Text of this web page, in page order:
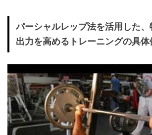
パーシャルレップ法を活用した
出力を高めるトレーニングの具体